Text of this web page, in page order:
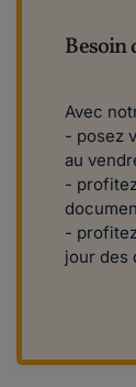
Besoin
Avec
- posez
au
-
-
jour des